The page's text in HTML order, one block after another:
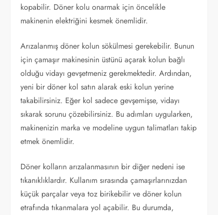
kopabilir. Döner kolu onarmak için öncelikle
makinenin elektriğini kesmek önemlidir.
Arızalanmış döner kolun sökülmesi gerekebilir. Bunun
için çamaşır makinesinin üstünü açarak kolun bağlı
olduğu vidayı gevşetmeniz gerekmektedir. Ardından,
yeni bir döner kol satın alarak eski kolun yerine
takabilirsiniz. Eğer kol sadece gevşemişse, vidayı
sıkarak sorunu çözebilirsiniz. Bu adımları uygularken,
makinenizin marka ve modeline uygun talimatları takip
etmek önemlidir.
Döner kolların arızalanmasının bir diğer nedeni ise
tıkanıklıklardır. Kullanım sırasında çamaşırlarınızdan
küçük parçalar veya toz birikebilir ve döner kolun
etrafında tıkanmalara yol açabilir. Bu durumda,